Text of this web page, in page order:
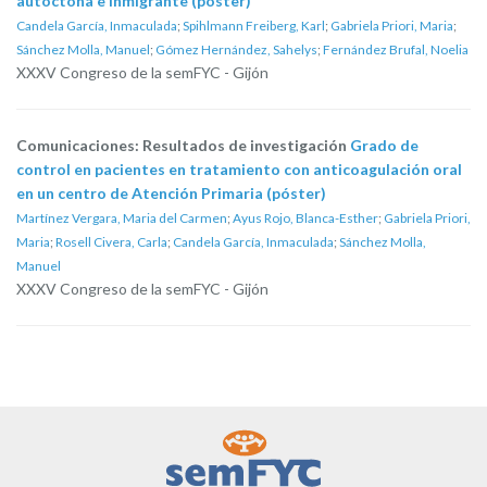
Candela García, Inmaculada; Spihlmann Freiberg, Karl; Gabriela Priori, Maria;
Sánchez Molla, Manuel; Gómez Hernández, Sahelys; Fernández Brufal, Noelia
XXXV Congreso de la semFYC - Gijón
Comunicaciones: Resultados de investigación Grado de
control en pacientes en tratamiento con anticoagulación oral
en un centro de Atención Primaria (póster)
Martínez Vergara, Maria del Carmen; Ayus Rojo, Blanca-Esther; Gabriela Priori,
Maria; Rosell Civera, Carla; Candela García, Inmaculada; Sánchez Molla,
Manuel
XXXV Congreso de la semFYC - Gijón